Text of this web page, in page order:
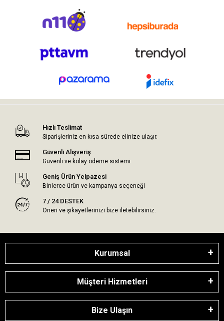
Hızlı Teslimat
Siparişleriniz en kısa sürede elinize ulaşır.
Güvenli Alışveriş
Güvenli ve kolay ödeme sistemi
Geniş Ürün Yelpazesi
Binlerce ürün ve kampanya seçeneği
7 / 24 DESTEK
Öneri ve şikayetlerinizi bize iletebilirsiniz.
Kurumsal
Müşteri Hizmetleri
Bize Ulaşın